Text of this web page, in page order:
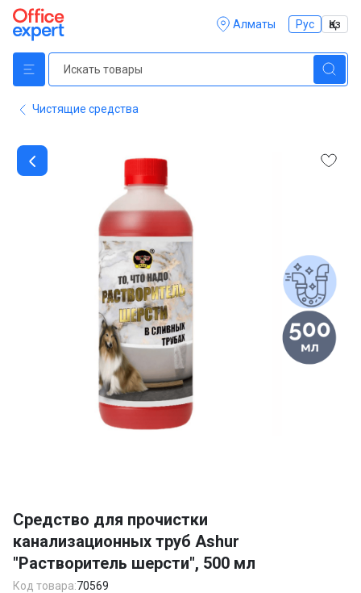
Алматы Рус Қаз
Чистящие средства
of
1
Средство для прочистки
канализационных труб Ashur
"Растворитель шерсти", 500 мл
Код товара:70569